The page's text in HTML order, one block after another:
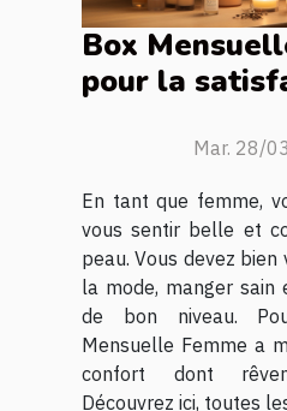
Box
pour la
beauté,
nourriture.
Mar. 28/
En tant que femme,
vous sentir belle et
peau. Vous devez
la mode, manger
de bon niveau.
Mensuelle Femme a
confort dont
Découvrez ici, toutes